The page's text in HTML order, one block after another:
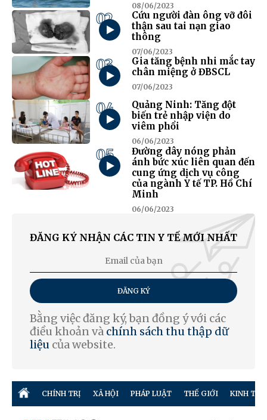
08/06/2023
02
Cứu người đàn ông vỡ đôi
thận sau tai nạn giao
thông
07/06/2023
03
Gia tăng bệnh nhi mắc tay
chân miệng ở ĐBSCL
07/06/2023
04
Quảng Ninh: Tăng đột
biến trẻ nhập viện do
viêm phổi
06/06/2023
05
Đường dây nóng phản
ánh bức xúc liên quan đến
cung ứng dịch vụ công
của ngành Y tế TP. Hồ Chí
Minh
06/06/2023
ĐĂNG KÝ NHẬN CÁC TIN Y TẾ MỚI NHẤT
ĐĂNG KÝ
Bằng việc đăng ký, bạn đồng ý với các
điều khoản và chính sách thu thập dữ
liệu của website.
CHÍNH TRỊ XÃ HỘI PHÁP LUẬT THẾ GIỚI KINH TẾ